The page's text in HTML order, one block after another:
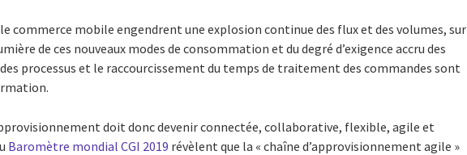
commerce mobile engendrent une explosion continue des flux et des volumes, sur
de ces nouveaux modes de consommation et du degré d’exigence accru des
processus et le raccourcissement du temps de traitement des commandes sont
doit donc devenir connectée, collaborative, flexible, agile et
Baromètre mondial CGI 2019 révèlent que la « chaîne d’approvisionnement agile »